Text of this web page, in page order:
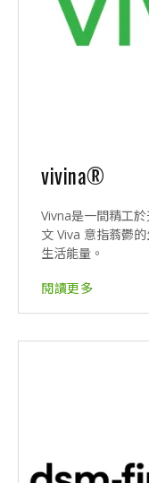
vivina®
Vivna是一間精工
文 Viva 意指蓊鬱
生活能量。
閱讀更多